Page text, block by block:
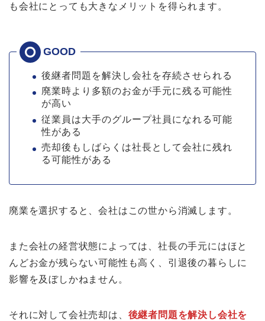
も会社にとっても大きなメリットを得られます。
後継者問題を解決し会社を存続させられる
廃業時より多額のお金が手元に残る可能性
が高い
従業員は大手のグループ社員になれる可能
性がある
売却後もしばらくは社長として会社に残れ
る可能性がある
廃業を選択すると、会社はこの世から消滅します。
また会社の経営状態によっては、社長の手元にはほと
んどお金が残らない可能性も高く、引退後の暮らしに
影響を及ぼしかねません。
それに対して会社売却は、 後継者問題を解決し会社を